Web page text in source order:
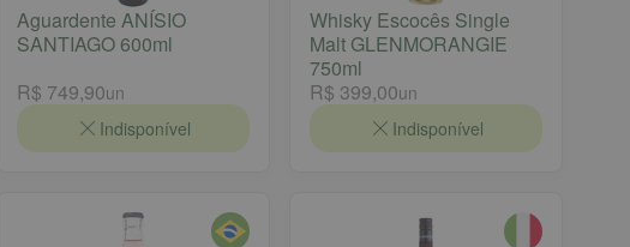
Aguardente ANÍSIO
SANTIAGO 600ml
R$ 749,90un
Indisponível
Whisky Escocês Single
Malt GLENMORANGIE
750ml
R$ 399,00un
Indisponível